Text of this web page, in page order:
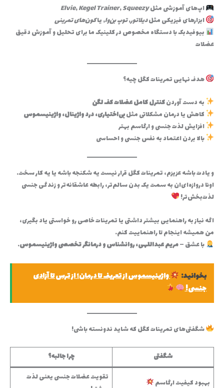
اپ‌های آموزشی مثل
Elvie,Kegel Trainer,Squeezy
ابزارهای فیزیکی مثلدیلاتور,توپ بن‌وا, یاکون‌های تمرینی
بیوفیدبک با دستگاه مخصوص در کلینیک ما برای تحلیل و آموزش دقیق
عضلات
هدف نهایی تمرینات کگل چیه؟
به دست آوردنکنترل کامل عضلات کف لگن
کاهش یا درمان مشکلاتی مثلبی‌اختیاری، درد واژینال، واژینیسموس
افزایش لذت جنسی و ارگاسم بهتر
بالا بردن اعتماد به نفس جنسی و احساسی
و یادت باشه عزیزم، تمرینات کگل قرار نیست یه شکنجه باشه یا یه کار سخت.
اونا دروازه‌ای‌ان به سمت یک بدن سالم‌تر، رابطه عاشقانه‌تر و زندگی جنسی
لذت‌بخش‌تر!
اگه نیاز به راهنمایی بیشتر داشتی یا تمرینات خاصی رو خواستی یاد بگیری،
من همیشه اینجام تا راهنماییت کنم.
با عشق –مریم عبداللهی، روانشناس و درمانگر تخصصی واژینیسموس.
بخوانید:
واژینیسموس از تعریف تا درمان؛ از ترس تا آزادی
جنسی!
شگفتی‌های تمرینات کگل که شاید ندونسته باشی!
شگفتی چرا جالبه؟
بهبود کیفیت ارگاسم
تقویت عضلات جنسی یعنی لذت